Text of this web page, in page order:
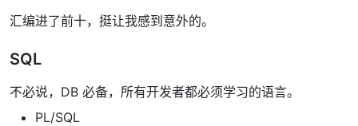
汇编进了前十，挺让我感到意外的。
SQL
不必说，DB 必备，所有开发者都必须学习的语言。
PL/SQL